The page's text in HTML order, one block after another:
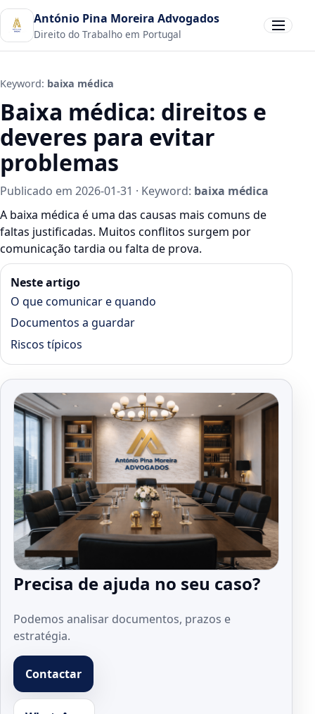
António Pina Moreira Advogados
Direito do Trabalho em Portugal Abrir menu
Keyword: baixa médica
Baixa médica: direitos e
deveres para evitar
problemas
Publicado em 2026-01-31 · Keyword: baixa médica
A baixa médica é uma das causas mais comuns de
faltas justificadas. Muitos conflitos surgem por
comunicação tardia ou falta de prova.
Neste artigo
O que comunicar e quando
Documentos a guardar
Riscos típicos
Precisa de ajuda no seu caso?
Podemos analisar documentos, prazos e
estratégia.
Contactar